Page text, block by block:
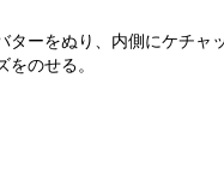
ターをぬり、内側にケチャ
のせる。